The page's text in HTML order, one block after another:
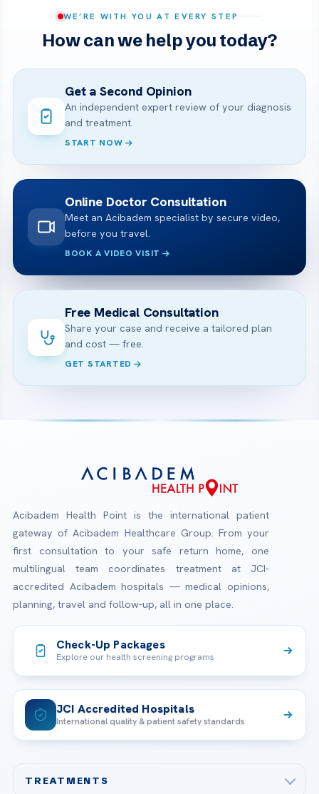
WE’RE WITH YOU AT EVERY STEP
How can we help you today?
Get a Second Opinion
An independent expert review of your diagnosis
and treatment.
START NOW
Online Doctor Consultation
Meet an Acibadem specialist by secure video,
before you travel.
BOOK A VIDEO VISIT
Free Medical Consultation
Share your case and receive a tailored plan
and cost — free.
GET STARTED
Acibadem Health Point is the international patient
gateway of Acibadem Healthcare Group. From your
first consultation to your safe return home, one
multilingual team coordinates treatment at JCI-
accredited Acibadem hospitals — medical opinions,
planning, travel and follow-up, all in one place.
Check-Up Packages
Explore our health screening programs
JCI Accredited Hospitals
International quality & patient safety standards
TREATMENTS